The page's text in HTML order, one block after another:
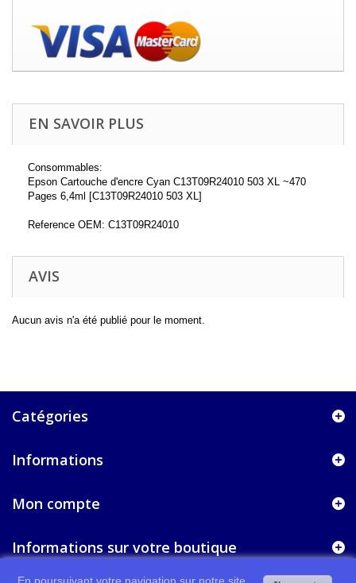
EN SAVOIR PLUS
Consommables:
Epson Cartouche d'encre Cyan C13T09R24010 503 XL ~470
Pages 6,4ml [C13T09R24010 503 XL]
Reference OEM: C13T09R24010
AVIS
Aucun avis n'a été publié pour le moment.
Catégories
Informations
Mon compte
Informations sur votre boutique